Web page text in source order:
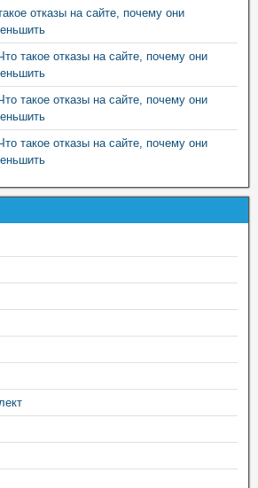
отказы на сайте, почему они
такое отказы на сайте, почему они
такое отказы на сайте, почему они
такое отказы на сайте, почему они